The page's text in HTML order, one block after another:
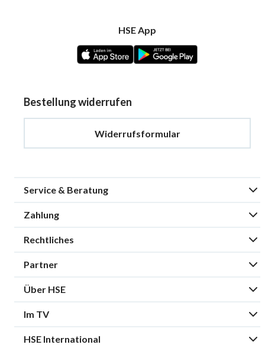
HSE App
Bestellung widerrufen
Widerrufsformular
Service & Beratung
Zahlung
Rechtliches
Partner
Über HSE
Im TV
HSE International